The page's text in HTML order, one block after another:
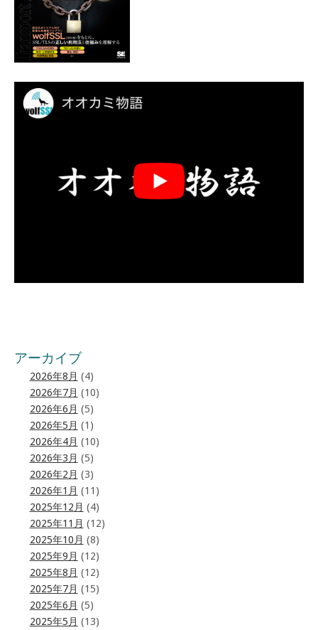
アーカイブ
2026年8月 (4)
2026年7月 (10)
2026年6月 (5)
2026年5月 (1)
2026年4月 (10)
2026年3月 (5)
2026年2月 (3)
2026年1月 (11)
2025年12月 (4)
2025年11月 (12)
2025年10月 (8)
2025年9月 (12)
2025年8月 (12)
2025年7月 (15)
2025年6月 (5)
2025年5月 (13)